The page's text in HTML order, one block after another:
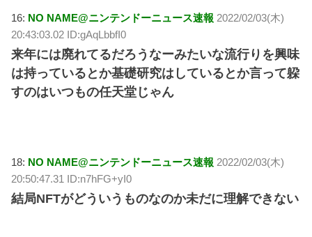
16: NO NAME@ニンテンドーニュース速報 2022/02/03(木)
20:43:03.02 ID:gAqLbbfI0
来年には廃れてるだろうなーみたいな流行りを興味
は持っているとか基礎研究はしているとか言って躱
すのはいつもの任天堂じゃん
18: NO NAME@ニンテンドーニュース速報 2022/02/03(木)
20:50:47.31 ID:n7hFG+yI0
結局NFTがどういうものなのか未だに理解できない